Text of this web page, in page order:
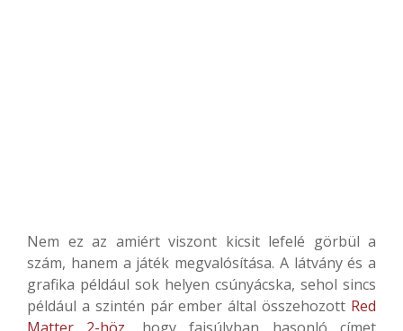
Nem ez az amiért viszont kicsit lefelé görbül a
szám, hanem a játék megvalósítása. A látvány és a
grafika például sok helyen csúnyácska, sehol sincs
például a szintén pár ember által összehozott Red